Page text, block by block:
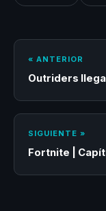
« ANTERIOR
Outriders
SIGUIENTE »
Fortnite |